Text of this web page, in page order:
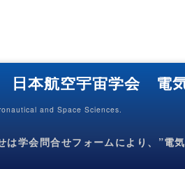
日本航空宇宙学会 電
and Space Sciences.
は学会問合せフォームにより、”電